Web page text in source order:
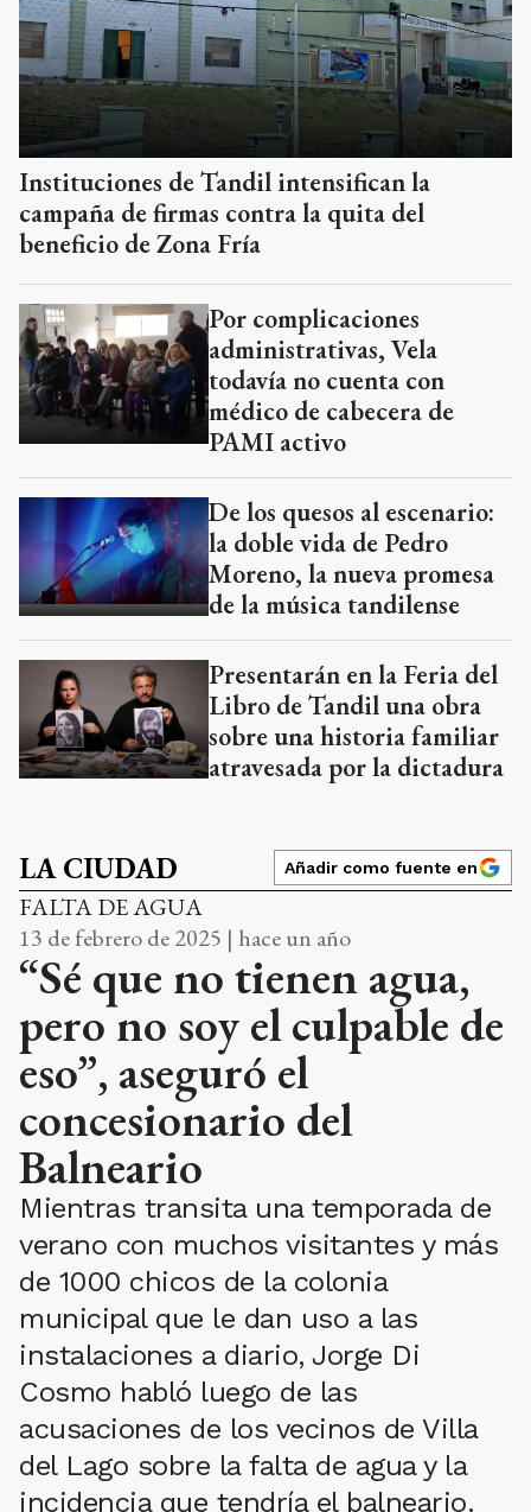
Instituciones de Tandil intensifican la
campaña de firmas contra la quita del
beneficio de Zona Fría
Por complicaciones
administrativas, Vela
todavía no cuenta con
médico de cabecera de
PAMI activo
De los quesos al escenario:
la doble vida de Pedro
Moreno, la nueva promesa
de la música tandilense
Presentarán en la Feria del
Libro de Tandil una obra
sobre una historia familiar
atravesada por la dictadura
LA CIUDAD Añadir como fuente en
FALTA DE AGUA
13 de febrero de 2025 | hace un año
“Sé que no tienen agua,
pero no soy el culpable de
eso”, aseguró el
concesionario del
Balneario
Mientras transita una temporada de
verano con muchos visitantes y más
de 1000 chicos de la colonia
municipal que le dan uso a las
instalaciones a diario, Jorge Di
Cosmo habló luego de las
acusaciones de los vecinos de Villa
del Lago sobre la falta de agua y la
incidencia que tendría el balneario.